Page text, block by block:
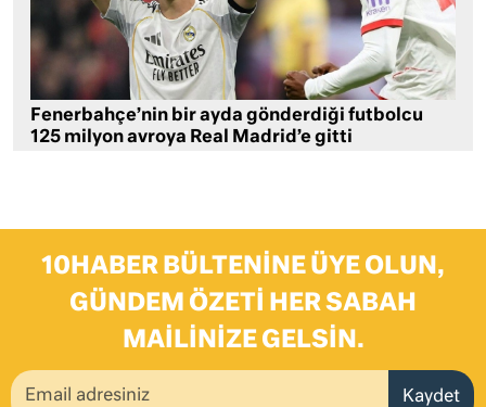
Fenerbahçe’nin bir ayda gönderdiği futbolcu
125 milyon avroya Real Madrid’e gitti
10HABER BÜLTENINE ÜYE OLUN,
GÜNDEM ÖZETI HER SABAH
MAILINIZE GELSIN.
Kaydet